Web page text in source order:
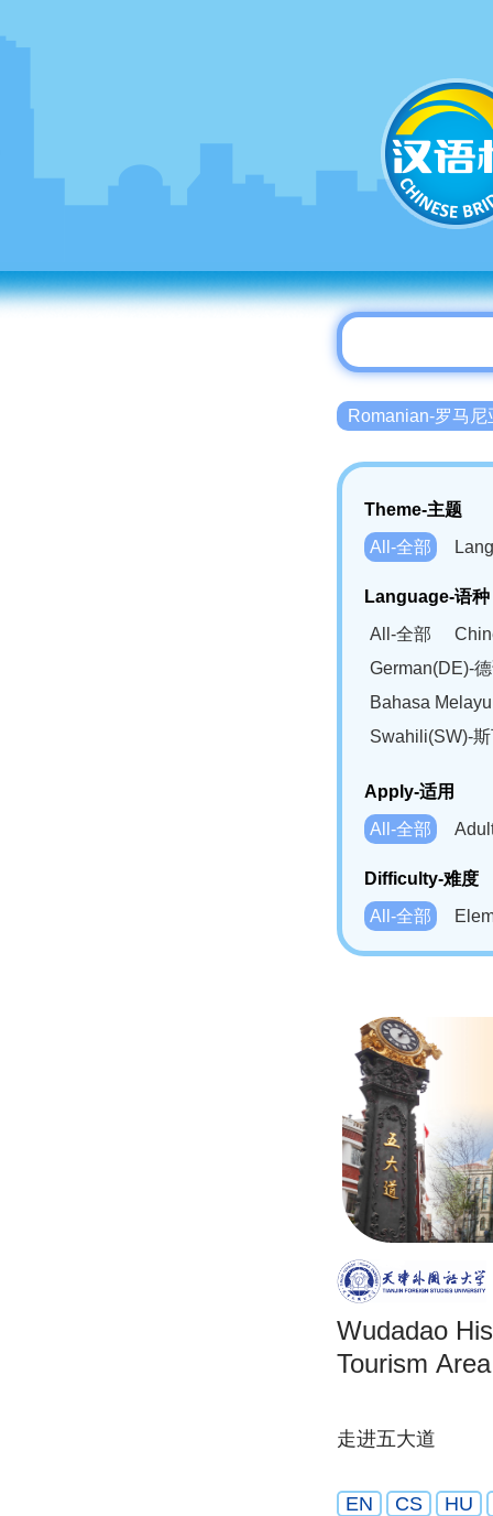
Romanian-罗马尼
Theme-主题
All-全部
Language-语种
All-全部
German(DE)-
Bahasa
Swahili(SW)-
Apply-适用
All-全部
Difficulty-难度
All-全部
Wudadao
Tourism Area
走进五大道
EN CS HU